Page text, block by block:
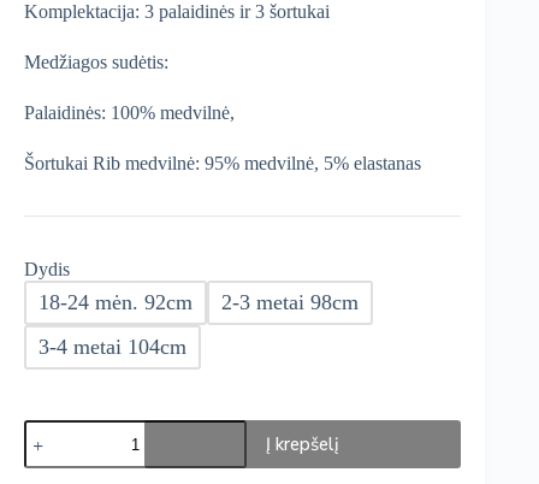
Komplektacija: 3 palaidinės ir 3 šortukai
Medžiagos sudėtis:
Palaidinės: 100% medvilnė,
Šortukai Rib medvilnė: 95% medvilnė, 5% elastanas
Dydis
18-24 mėn. 92cm
2-3 metai 98cm
3-4 metai 104cm
produkto
kiekis:
George
Į krepšelį